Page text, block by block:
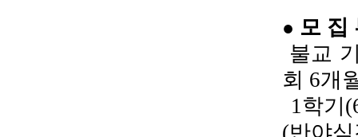
● 모 집
불교
회 6개
1학기
(반야